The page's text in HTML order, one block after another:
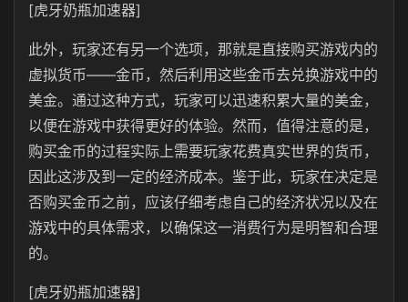
[虎牙奶瓶加速器]
此外，玩家还有另一个选项，那就是直接购买游戏内的
虚拟货币——金币，然后利用这些金币去兑换游戏中的
美金。通过这种方式，玩家可以迅速积累大量的美金，
以便在游戏中获得更好的体验。然而，值得注意的是，
购买金币的过程实际上需要玩家花费真实世界的货币，
因此这涉及到一定的经济成本。鉴于此，玩家在决定是
否购买金币之前，应该仔细考虑自己的经济状况以及在
游戏中的具体需求，以确保这一消费行为是明智和合理
的。
[虎牙奶瓶加速器]